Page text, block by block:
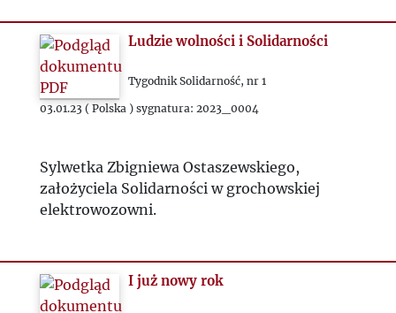
Ludzie wolności i Solidarności
Tygodnik Solidarność, nr 1
03.01.23 ( Polska ) sygnatura: 2023_0004
Sylwetka Zbigniewa Ostaszewskiego,
założyciela Solidarności w grochowskiej
elektrowozowni.
I już nowy rok